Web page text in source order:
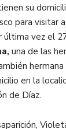
su
para visitar
última vez el
una de las
en la
de Díaz.